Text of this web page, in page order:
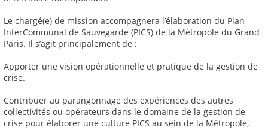
Le chargé(e) de mission accompagnera l’élaboration du Plan
InterCommunal de Sauvegarde (PICS) de la Métropole du Grand
Paris. Il s’agit principalement de :
Apporter une vision opérationnelle et pratique de la gestion de
crise.
Contribuer au parangonnage des expériences des autres
collectivités ou opérateurs dans le domaine de la gestion de
crise pour élaborer une culture PICS au sein de la Métropole,